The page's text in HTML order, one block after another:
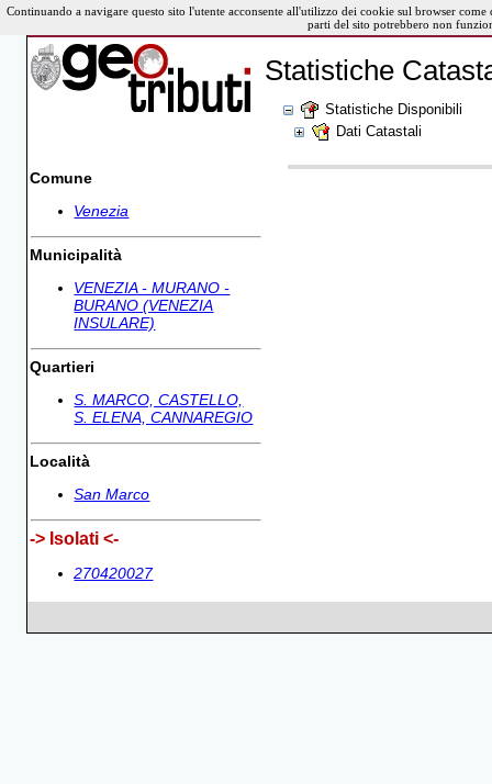
Comune
Venezia
Municipalità
VENEZIA - MURANO -
BURANO (VENEZIA
INSULARE)
Quartieri
S. MARCO, CASTELLO,
S. ELENA, CANNAREGIO
Località
San Marco
-> Isolati <-
270420027
Statistiche
Statistiche Disponibili
Dati Catastali
Continuando a navigare questo sito l'utente acconsente all'utilizzo dei cookie sul browser
parti del sito potrebbero non